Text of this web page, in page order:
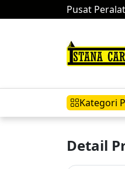
Pusat
Kategori
Detail